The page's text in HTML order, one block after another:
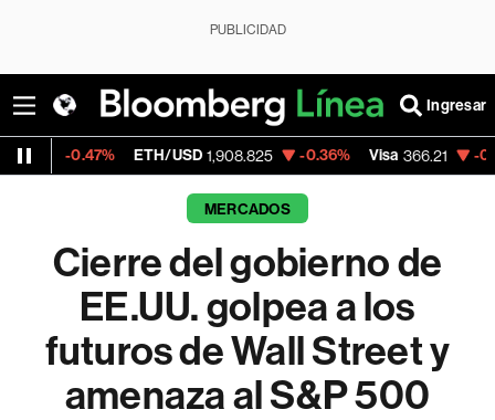
PUBLICIDAD
Ingresar
ETH/USD 1,908.825 -0.36% Visa 366.21 -0.63%
MERCADOS
Cierre del gobierno de
EE.UU. golpea a los
futuros de Wall Street y
amenaza al S&P 500